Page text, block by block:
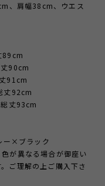
、肩幅38cm、ウエス
89cm
90cm
91cm
丈92cm
丈93cm
ー×ブラック
が異なる場合が御座い
ご理解の上ご購入下さ